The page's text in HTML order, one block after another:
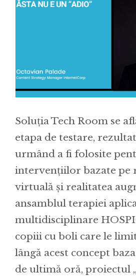
Soluția Tech Room se
etapa de testare,
urmând a fi folosite
intervenţiilor bazate pe
virtuală și realitatea
ansamblul terapiei
multidisciplinare
copiii cu boli care le
lângă acest concept
de ultimă oră, proiectul